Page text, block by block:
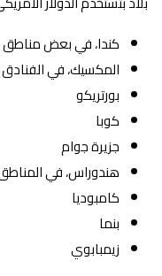
كندا، في بعض مناطق
المكسيك، في
بورتريكو
كوبا
جزيرة جوام
هندوراس، في
كامبوديا
بنما
زيمبابوي